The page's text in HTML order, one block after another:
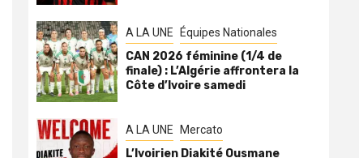
A LA UNE Équipes Nationales
CAN 2026 féminine (1/4 de
finale) : L’Algérie affrontera la
Côte d’Ivoire samedi
A LA UNE Mercato
L’Ivoirien Diakité Ousmane